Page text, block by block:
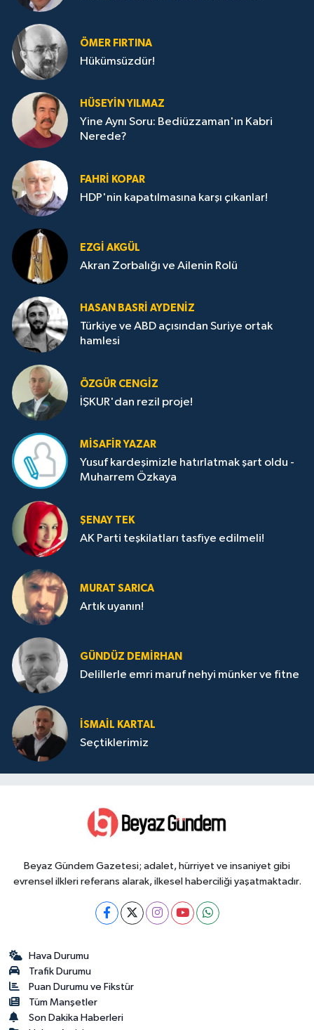
ÖMER FIRTINA
Hükümsüzdür!
HÜSEYIN YILMAZ
Yine Aynı Soru: Bediüzzaman'ın Kabri
Nerede?
FAHRI KOPAR
HDP'nin kapatılmasına karşı çıkanlar!
EZGI AKGÜL
Akran Zorbalığı ve Ailenin Rolü
HASAN BASRI AYDENIZ
Türkiye ve ABD açısından Suriye ortak
hamlesi
ÖZGÜR CENGIZ
İŞKUR'dan rezil proje!
MISAFIR YAZAR
Yusuf kardeşimizle hatırlatmak şart oldu -
Muharrem Özkaya
ŞENAY TEK
AK Parti teşkilatları tasfiye edilmeli!
MURAT SARICA
Artık uyanın!
GÜNDÜZ DEMIRHAN
Delillerle emri maruf nehyi münker ve fitne
İSMAIL KARTAL
Seçtiklerimiz
Beyaz Gündem Gazetesi; adalet, hürriyet ve insaniyet gibi
evrensel ilkleri referans alarak, ilkesel haberciliği yaşatmaktadır.
Hava Durumu
Trafik Durumu
Puan Durumu ve Fikstür
Tüm Manşetler
Son Dakika Haberleri